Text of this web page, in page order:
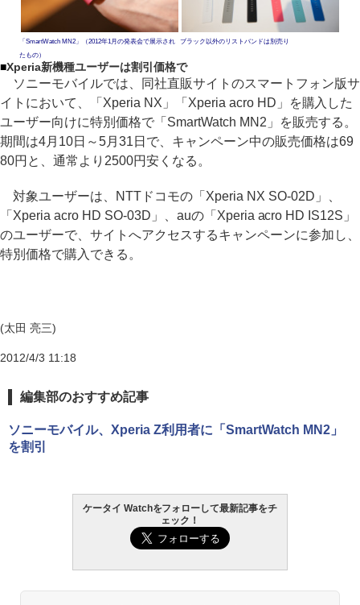
「SmartWatch MN2」（2012年1月の発表会で展示され
たもの）
ブラック以外のリストバンドは別売り
■Xperia新機種ユーザーは割引価格で
ソニーモバイルでは、同社直販サイトのスマートフォン版サ
イトにおいて、「Xperia NX」「Xperia acro HD」を購入した
ユーザー向けに特別価格で「SmartWatch MN2」を販売する。
期間は4月10日～5月31日で、キャンペーン中の販売価格は69
80円と、通常より2500円安くなる。
対象ユーザーは、NTTドコモの「Xperia NX SO-02D」、
「Xperia acro HD SO-03D」、auの「Xperia acro HD IS12S」
のユーザーで、サイトへアクセスするキャンペーンに参加し、
特別価格で購入できる。
(太田 亮三)
2012/4/3 11:18
編集部のおすすめ記事
ソニーモバイル、Xperia Z利用者に「SmartWatch MN2」
を割引
ケータイ Watchをフォローして最新記事をチ
ェック！